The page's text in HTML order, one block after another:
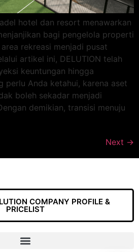
hotel dan resort menawarkan
bagi pengelola properti
rekreasi menjadi pusat
artikel ini, DELUTION telah
keuntungan hingga
perlu Anda ketahui, karena aset
boleh sekadar menjadi
demikian, transisi menuju
Next →
COMPANY PROFILE &
PRICELIST